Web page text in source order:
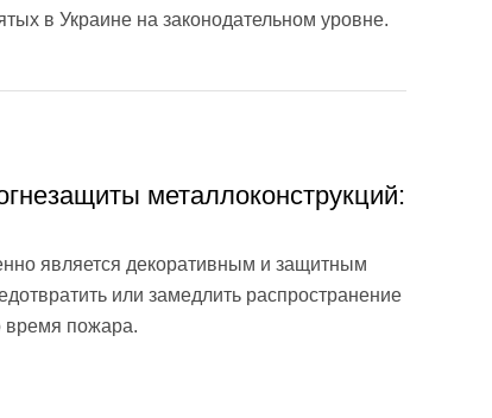
в Украине на законодательном уровне.
металлоконструкций:
является декоративным и защитным
или замедлить распространение
время пожара.